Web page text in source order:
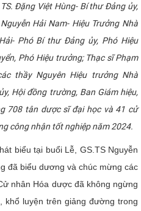
Đặng Việt Hùng- Bí thư Đảng ủy,
Hải Nam- Hiệu Trưởng Nhà
Phó Bí thư Đảng ủy, Phó Hiệu
Phó Hiệu trưởng; Thạc sĩ Phạm
thầy Nguyên Hiệu trưởng Nhà
Hội đồng trường, Ban Giám hiệu,
708 tân dược sĩ đại học và 41 cử
công nhận tốt nghiệp năm 2024.
biểu tại buổi Lễ, GS.TS Nguyễn
đã biểu dương và chúc mừng các
nhân Hóa dược đã không ngừng
khổ luyện trên giảng đường trong